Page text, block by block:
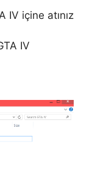
IV içine atınız
IV